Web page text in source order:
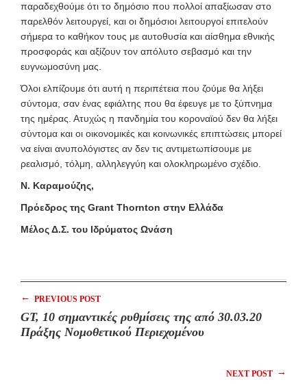
παραδεχθούμε ότι το δημόσιο που πολλοί απαξίωσαν στο
παρελθόν λειτουργεί, και οι δημόσιοι λειτουργοί επιτελούν
σήμερα το καθήκον τους με αυτοθυσία και αίσθημα εθνικής
προσφοράς και αξίζουν τον απόλυτο σεβασμό και την
ευγνωμοσύνη μας.
Όλοι ελπίζουμε ότι αυτή η περιπέτεια που ζούμε θα λήξει
σύντομα, σαν ένας εφιάλτης που θα έφευγε με το ξύπνημα
της ημέρας. Ατυχώς η πανδημία του κοροναϊού δεν θα λήξει
σύντομα και οι οικονομικές και κοινωνικές επιπτώσεις μπορεί
να είναι ανυπολόγιστες αν δεν τις αντιμετωπίσουμε με
ρεαλισμό, τόλμη, αλληλεγγύη και ολοκληρωμένο σχέδιο.
Ν. Καραμούζης,
Πρόεδρος της Grant Thornton στην Ελλάδα
Μέλος Δ.Σ. του Ιδρύματος Ωνάση
← PREVIOUS POST
GT, 10 σημαντικές ρυθμίσεις της από 30.03.20
Πράξης Νομοθετικού Περιεχομένου
NEXT POST →